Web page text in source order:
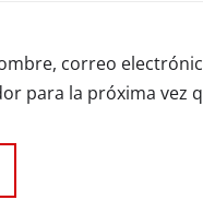
correo
para la próxima vez